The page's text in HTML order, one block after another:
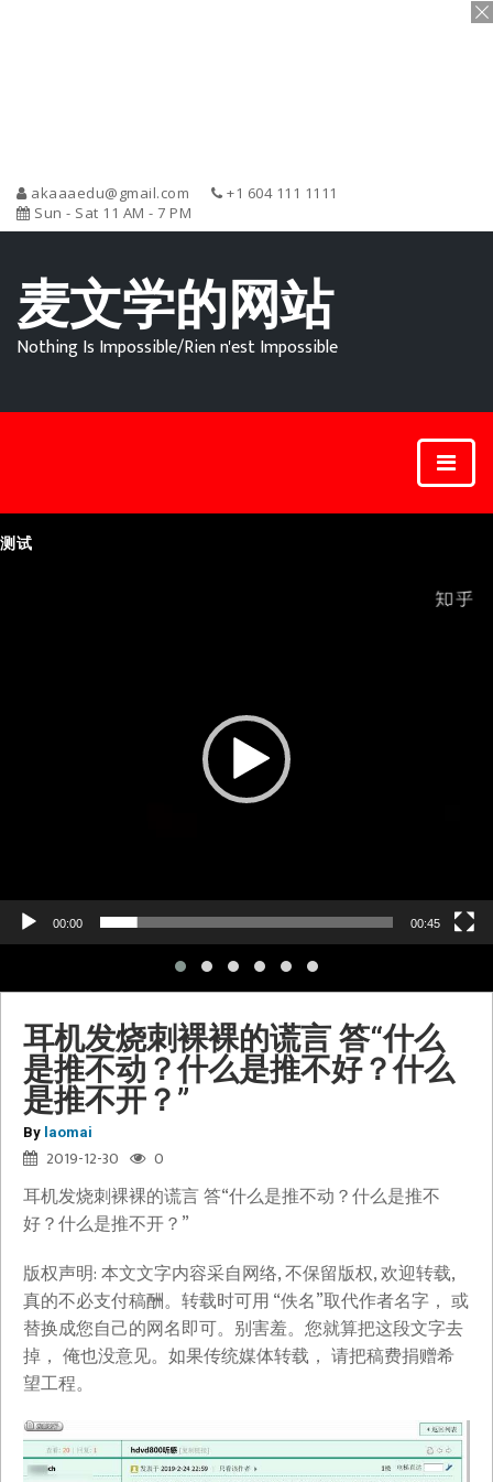
akaaaedu@gmail.com
+1 604 111 1111
Sun - Sat 11 AM - 7 PM
麦文学的网站
Nothing Is Impossible/Rien n'est Impossible
测试
00:00 00:45
耳机发烧刺裸裸的谎言 答“什么
是推不动？什么是推不好？什么
是推不开？”
By laomai
2019-12-30 0
耳机发烧刺裸裸的谎言 答“什么是推不动？什么是推不
好？什么是推不开？”
版权声明: 本文文字内容采自网络, 不保留版权, 欢迎转载,
真的不必支付稿酬。转载时可用 “佚名”取代作者名字， 或
替换成您自己的网名即可。别害羞。您就算把这段文字去
掉， 俺也没意见。如果传统媒体转载， 请把稿费捐赠希
望工程。